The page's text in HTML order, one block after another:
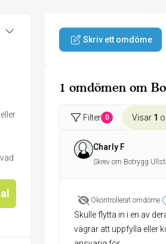
Skriv ett omdöme
1 omdömen om
Filter 0 Visar 1
Charly F
Skrev om Botrygg
Okontrollerat omdöme
Skulle flytta in i en av
vägrar att uppfylla eller